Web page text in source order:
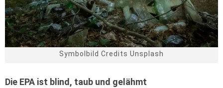
Symbolbild Credits Unsplash
Die EPA ist blind, taub und gelähmt